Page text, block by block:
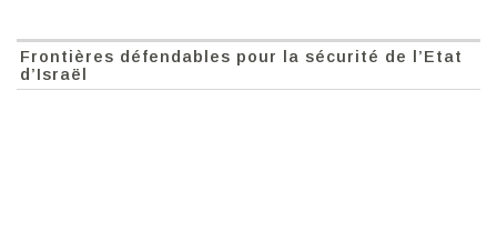
Frontières défendables pour la sécurité de l’Etat
d’Israël